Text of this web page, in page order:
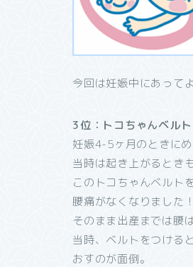
今回は妊娠中にあって
3位：トコちゃんベルト
妊娠4-5ヶ月のときに
当時は起き上がるとき
このトコちゃんベルト
腰痛がなくなりました！
そのまま出産までは腰
当時、ベルトをつける
おすのが面倒。